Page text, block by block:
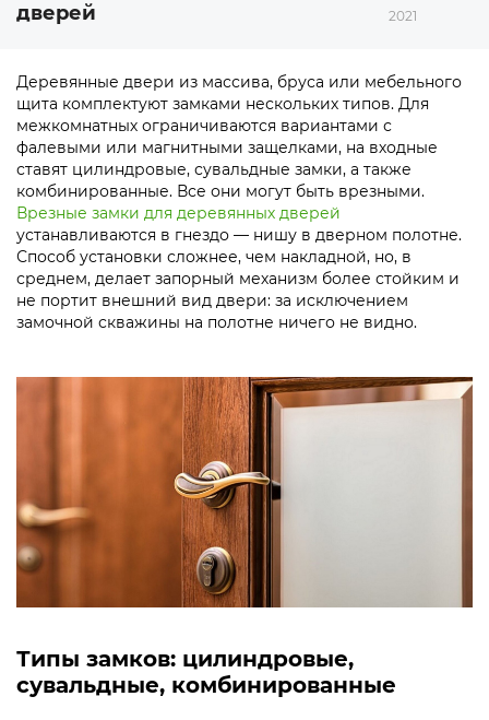
дверей
2021
Деревянные двери из массива, бруса или мебельного
щита комплектуют замками нескольких типов. Для
межкомнатных ограничиваются вариантами с
фалевыми или магнитными защелками, на входные
ставят цилиндровые, сувальдные замки, а также
комбинированные. Все они могут быть врезными.
Врезные замки для деревянных дверей
устанавливаются в гнездо — нишу в дверном полотне.
Способ установки сложнее, чем накладной, но, в
среднем, делает запорный механизм более стойким и
не портит внешний вид двери: за исключением
замочной скважины на полотне ничего не видно.
Типы замков: цилиндровые,
сувальдные, комбинированные